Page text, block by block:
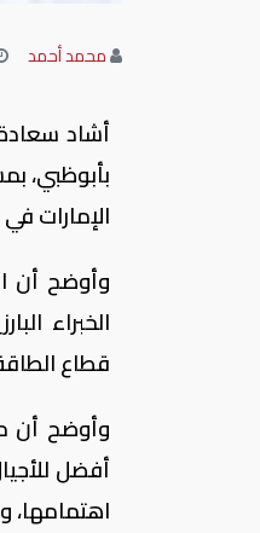
محمد أحمد
أشاد
بأبوظبي،
الإمارات
وأوضح أن
الخبراء
قطاع
وأوضح أن
أفضل
اهتمامها،